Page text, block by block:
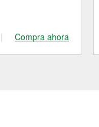
| Compra ahora